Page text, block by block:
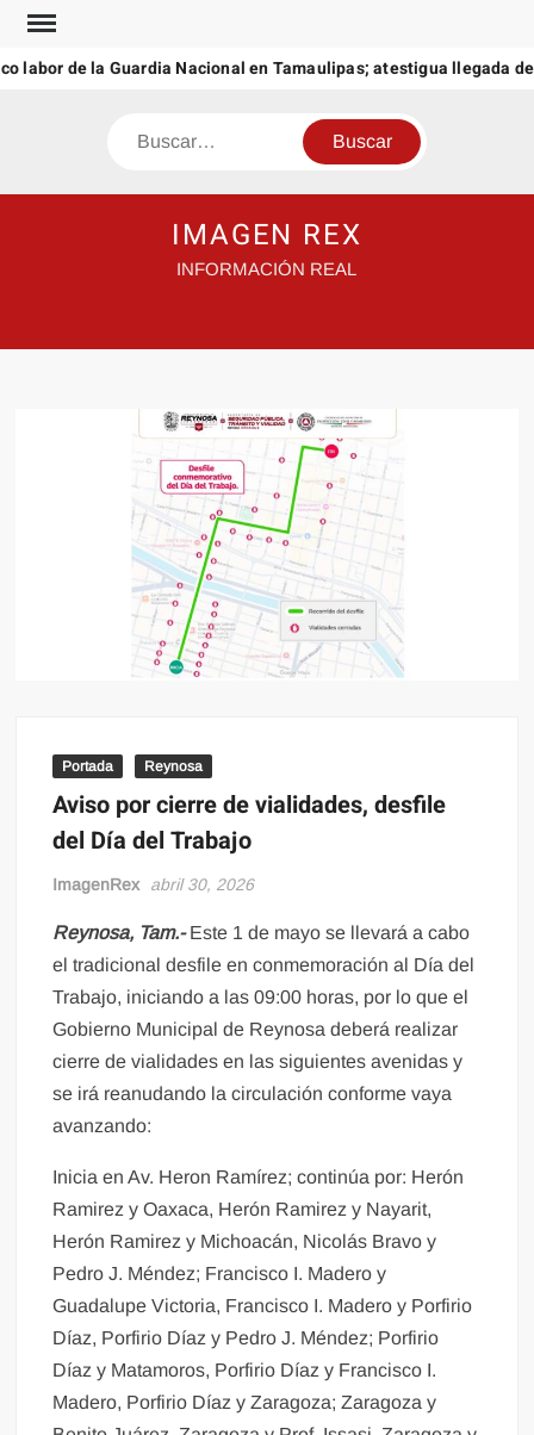
Saltar
contenido
labor de la Guardia Nacional en Tamaulipas; atestigua llegada
Buscar
IMAGEN REX
INFORMACIÓN REAL
Portada Reynosa
Aviso por cierre de vialidades, desfile
del Día del Trabajo
ImagenRex abril 30, 2026
Reynosa, Tam.-Este 1 de mayo se llevará a cabo
el tradicional desfile en conmemoración al Día del
Trabajo, iniciando a las 09:00 horas, por lo que el
Gobierno Municipal de Reynosa deberá realizar
cierre de vialidades en las siguientes avenidas y
se irá reanudando la circulación conforme vaya
avanzando:
Inicia en Av. Heron Ramírez; continúa por: Herón
Ramirez y Oaxaca, Herón Ramirez y Nayarit,
Herón Ramirez y Michoacán, Nicolás Bravo y
Pedro J. Méndez; Francisco I. Madero y
Guadalupe Victoria, Francisco I. Madero y Porfirio
Díaz, Porfirio Díaz y Pedro J. Méndez; Porfirio
Díaz y Matamoros, Porfirio Díaz y Francisco I.
Madero, Porfirio Díaz y Zaragoza; Zaragoza y